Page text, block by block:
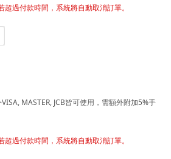
過付款時間，系統將自動取消訂單。
VISA, MASTER, JCB皆可使用，需額外附加5%手
過付款時間，系統將自動取消訂單。